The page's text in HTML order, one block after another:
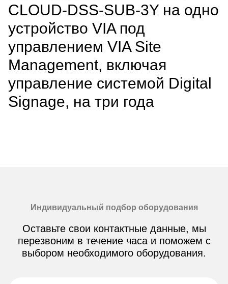
CLOUD-DSS-SUB-3Y на одно
устройство VIA под
управлением VIA Site
Management, включая
управление системой Digital
Signage, на три года
Индивидуальный подбор оборудования
Оставьте свои контактные данные, мы
перезвоним в течение часа и поможем с
выбором необходимого оборудования.